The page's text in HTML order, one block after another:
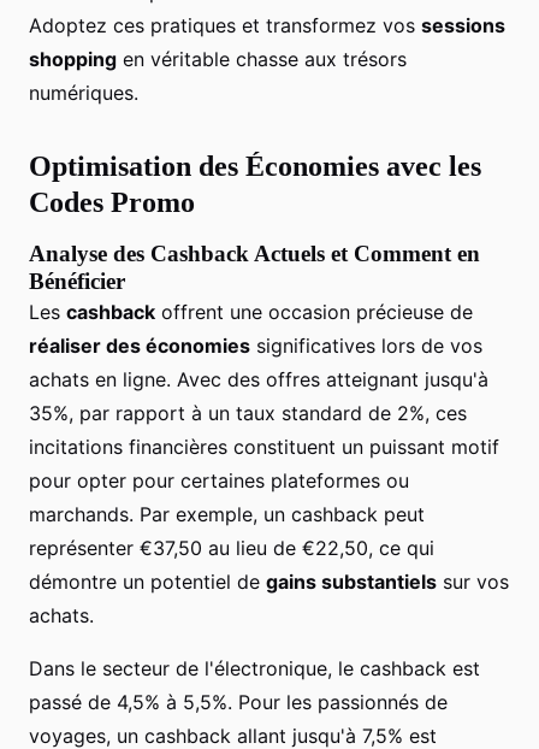
Adoptez ces pratiques et transformez vos sessions
shopping en véritable chasse aux trésors
numériques.
Optimisation des Économies avec les
Codes Promo
Analyse des Cashback Actuels et Comment en
Bénéficier
Les cashback offrent une occasion précieuse de
réaliser des économies significatives lors de vos
achats en ligne. Avec des offres atteignant jusqu'à
35%, par rapport à un taux standard de 2%, ces
incitations financières constituent un puissant motif
pour opter pour certaines plateformes ou
marchands. Par exemple, un cashback peut
représenter €37,50 au lieu de €22,50, ce qui
démontre un potentiel de gains substantiels sur vos
achats.
Dans le secteur de l'électronique, le cashback est
passé de 4,5% à 5,5%. Pour les passionnés de
voyages, un cashback allant jusqu'à 7,5% est